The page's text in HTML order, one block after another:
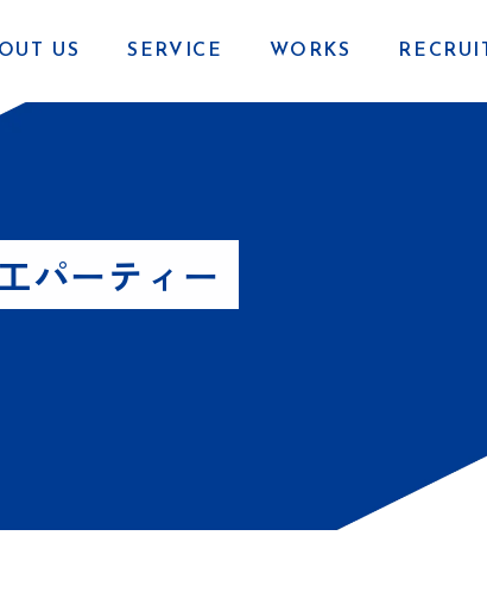
US SERVICE WORKS RECRUIT
パーティー